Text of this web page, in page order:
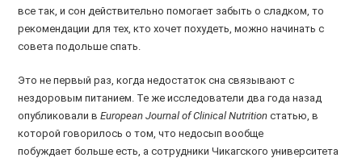
все так, и сон действительно помогает забыть о сладком, то
рекомендации для тех, кто хочет похудеть, можно начинать с
совета подольше спать.
Это не первый раз, когда недостаток сна связывают с
нездоровым питанием. Те же исследователи два года назад
опубликовали вEuropean Journal of Clinical Nutrition статью, в
которой говорилось о том, что недосып вообще
побуждает больше есть, а сотрудники Чикагского университета